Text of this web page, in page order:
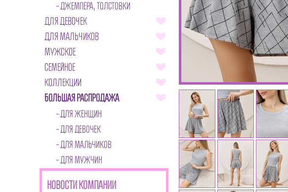
ДЖЕМПЕРА, ТОЛСТОВКИ
ДЛЯ ДЕВОЧЕК
ДЛЯ МАЛЬЧИКОВ
МУЖСКОЕ
СЕМЕЙНОЕ
КОЛЛЕКЦИИ
БОЛЬШАЯ РАСПРОДАЖА
ДЛЯ ЖЕНЩИН
ДЛЯ ДЕВОЧЕК
ДЛЯ МАЛЬЧИКОВ
ДЛЯ МУЖЧИН
НОВОСТИ КОМПАНИИ